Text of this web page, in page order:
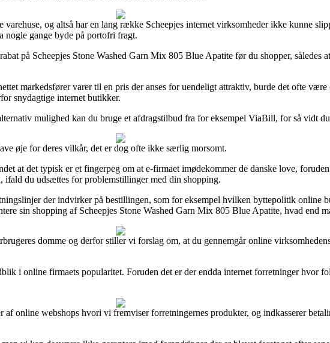
og altså har en lang række Scheepjes internet virksomheder ikke kunne
nogle gange byde på portofri fragt.
på Scheepjes Stone Washed Garn Mix 805 Blue Apatite før du shopper, således
markedsfører varer til en pris der anses for uendeligt attraktiv, burde det ofte
snydagtige internet butikker.
mulighed kan du bruge et afdragstilbud fra for eksempel ViaBill, for så vidt
øje for deres vilkår, det er dog ofte ikke særlig morsomt.
at det typisk er et fingerpeg om at e-firmaet imødekommer de danske love,
du udsættes for problemstillinger med din shopping.
der indvirker på bestillingen, som for eksempel hvilken byttepolitik online
sin shopping af Scheepjes Stone Washed Garn Mix 805 Blue Apatite, hvad end
domme og derfor stiller vi forslag om, at du gennemgår online
i online firmaets popularitet. Foruden det er der endda internet forretninger hvor
af online webshops hvori vi fremviser forretningernes produkter, og indkasserer